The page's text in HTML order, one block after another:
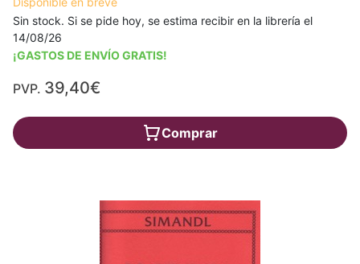
Sin stock. Si se pide hoy, se estima recibir en la librería el
14/08/26
¡GASTOS DE ENVÍO GRATIS!
PVP. 39,40€
Comprar